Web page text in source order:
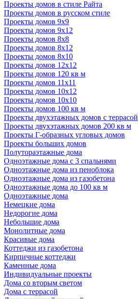
Проекты домов в стиле Райта
Проекты домов в русском стиле
Проекты домов 9х9
Проекты домов 9х12
Проекты домов 8х8
Проекты домов 8х12
Проекты домов 8х10
Проекты домов 12х12
Проекты домов 120 кв м
Проекты домов 11х11
Проекты домов 10х12
Проекты домов 10х10
Проекты домов 100 кв м
Проекты двухэтажных домов с террасой
Проекты двухэтажных домов 200 кв м
Проекты Г-образных угловых домов
Проекты больших домов
Полутораэтажные дома
Одноэтажные дома с 3 спальнями
Одноэтажные дома из пеноблока
Одноэтажные дома из газобетона
Одноэтажные дома до 100 кв м
Одноэтажные дома
Немецкие дома
Недорогие дома
Небольшие дома
Монолитные дома
Красивые дома
Коттеджи из газобетона
Кирпичные коттеджи
Каменные дома
Индивидуальные проекты
Дома со вторым светом
Дома с террасой